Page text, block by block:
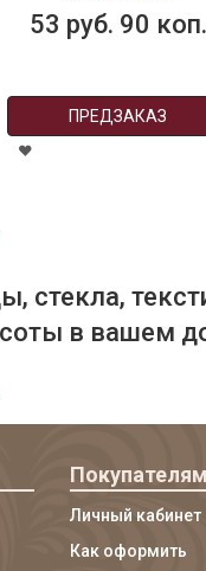
53 руб. 90 коп.
ПРЕДЗАКАЗ
стекла,
в вашем
Покупателям
Личный кабинет
Как оформить